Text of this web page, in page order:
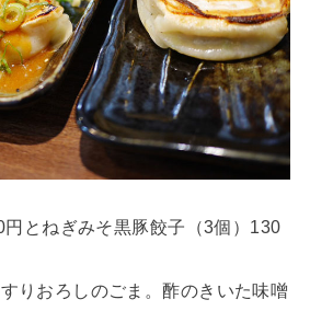
とねぎみそ黒豚餃子（3個）130
りおろしのごま。酢のきいた味噌